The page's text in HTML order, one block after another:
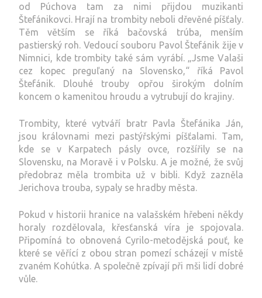
od Púchova tam za nimi přijdou muzikanti
Štefánikovci. Hrají na trombity neboli dřevěné píšťaly.
Těm větším se říká bačovská trúba, menším
pastierský roh. Vedoucí souboru Pavol Štefánik žije v
Nimnici, kde trombity také sám vyrábí. „Jsme Valaši
cez kopec preguľaný na Slovensko,“ říká Pavol
Štefánik. Dlouhé trouby opřou širokým dolním
koncem o kamenitou hroudu a vytrubují do krajiny.
Trombity, které vytváří bratr Pavla Štefánika Ján,
jsou královnami mezi pastýřskými píšťalami. Tam,
kde se v Karpatech pásly ovce, rozšířily se na
Slovensku, na Moravě i v Polsku. A je možné, že svůj
předobraz měla trombita už v bibli. Když zazněla
Jerichova trouba, sypaly se hradby města.
Pokud v historii hranice na valašském hřebeni někdy
horaly rozdělovala, křesťanská víra je spojovala.
Připomíná to obnovená Cyrilo-metodějská pouť, ke
které se věřící z obou stran pomezí scházejí v místě
zvaném Kohútka. A společně zpívají při mši lidí dobré
vůle.